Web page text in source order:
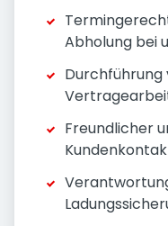
Abholung bei
Freundlicher